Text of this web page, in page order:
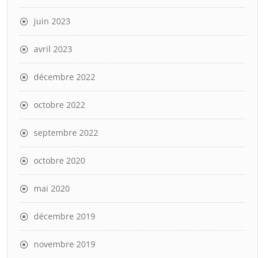
juin 2023
avril 2023
décembre 2022
octobre 2022
septembre 2022
octobre 2020
mai 2020
décembre 2019
novembre 2019